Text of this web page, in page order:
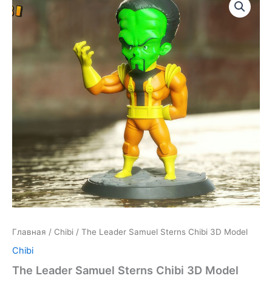
Главная / Chibi / The Leader Samuel Sterns Chibi 3D Model
Chibi
The Leader Samuel Sterns Chibi 3D Model